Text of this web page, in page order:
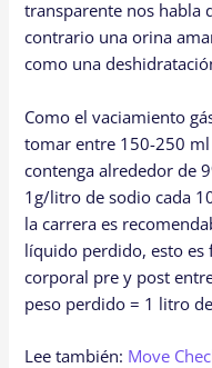
transparente nos habla
contrario una orina
como una
Como el vaciamiento
tomar entre 150-250
contenga alrededor de
1g/litro de sodio cada
la carrera es
líquido perdido, esto es
corporal pre y post
peso perdido = 1 litro
Lee también: Move